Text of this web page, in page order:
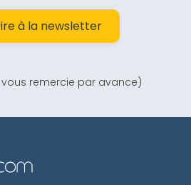
à la newsletter
remercie par avance)